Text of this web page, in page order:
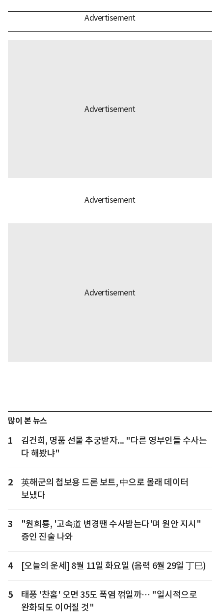
많이 본 뉴스
1
김건희, 명품 선물 추궁받자... "다른 영부인들 수사는
다 해봤냐"
2
英해군의 첩보용 드론 보트, 中으로 몰래 데이터
보냈다
3
"원희룡, '고속道 변경땐 수사받는다'며 원안 지시"
증인 진술 나와
4 [오늘의 운세] 8월 11일 화요일 (음력 6월 29일 丁巳)
5
태풍 '찬홈' 오면 35도 폭염 꺾일까… "일시적으로
완화되도 이어질 것"